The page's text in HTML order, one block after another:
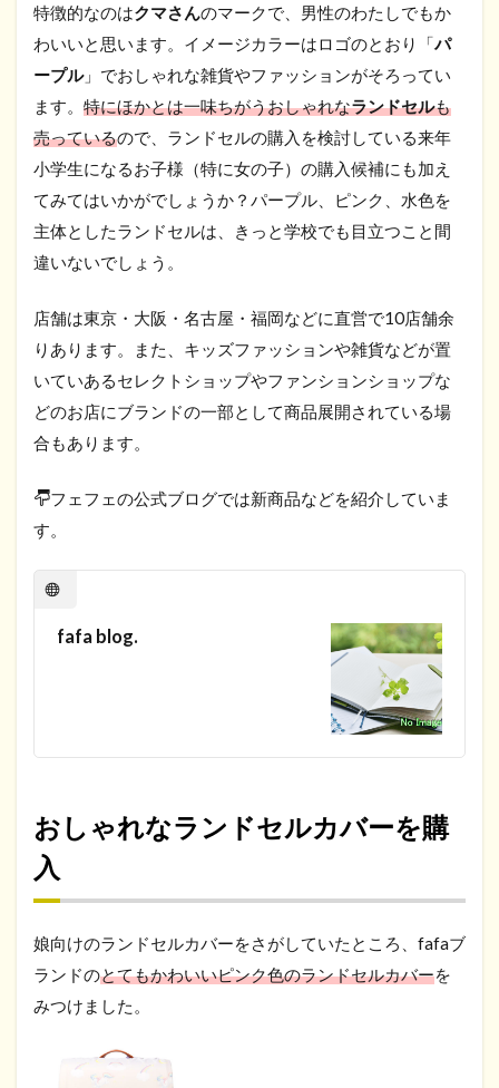
特徴的なのはクマさんのマークで、男性のわたしでもか
わいいと思います。イメージカラーはロゴのとおり「パ
ープル」でおしゃれな雑貨やファッションがそろってい
ます。 特にほかとは一味ちがうおしゃれなランドセルも
売っているので、ランドセルの購入を検討している来年
小学生になるお子様（特に女の子）の購入候補にも加え
てみてはいかがでしょうか？パープル、ピンク、水色を
主体としたランドセルは、きっと学校でも目立つこと間
違いないでしょう。
店舗は東京・大阪・名古屋・福岡などに直営で10店舗余
りあります。また、キッズファッションや雑貨などが置
いていあるセレクトショップやファンションショップな
どのお店にブランドの一部として商品展開されている場
合もあります。
フェフェの公式ブログでは新商品などを紹介していま
す。
fafa blog.
おしゃれなランドセルカバーを購
入
娘向けのランドセルカバーをさがしていたところ、fafaブ
ランドのとてもかわいいピンク色のランドセルカバーを
みつけました。